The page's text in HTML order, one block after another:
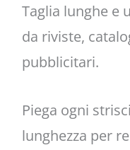
Taglia lunghe e
da riviste,
pubblicitari.
Piega ogni
lunghezza per